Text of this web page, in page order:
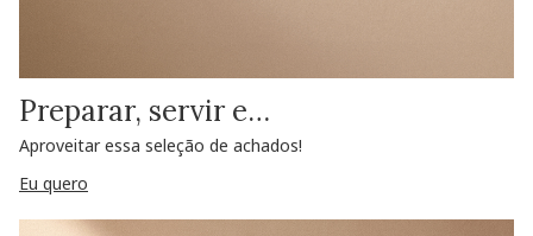
Preparar, servir e…
Aproveitar essa seleção de achados!
Eu quero